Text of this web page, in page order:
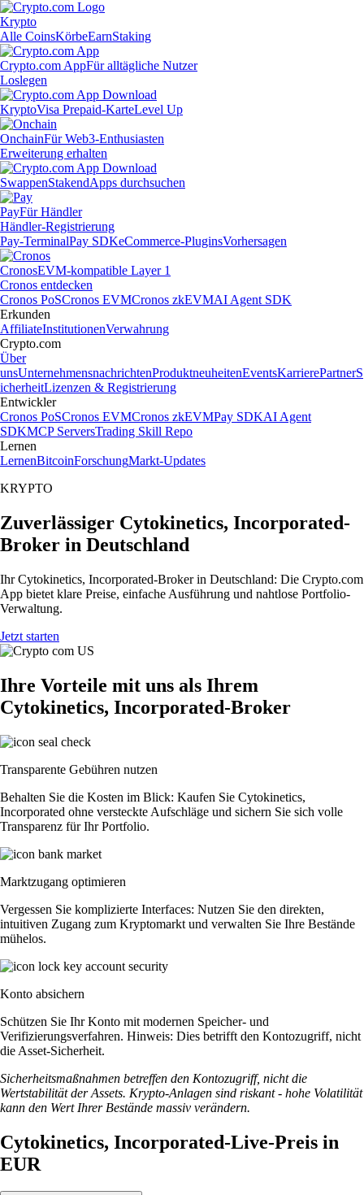
Krypto
Alle CoinsKörbeEarnStaking
Crypto.com AppFür alltägliche Nutzer
Loslegen
KryptoVisa Prepaid-KarteLevel Up
OnchainFür Web3-Enthusiasten
Erweiterung erhalten
SwappenStakendApps durchsuchen
PayFür Händler
Händler-Registrierung
Pay-TerminalPay SDKeCommerce-PluginsVorhersagen
CronosEVM-kompatible Layer 1
Cronos entdecken
Cronos PoSCronos EVMCronos zkEVMAI Agent SDK
Erkunden
AffiliateInstitutionenVerwahrung
Crypto.com
Über
unsUnternehmensnachrichtenProduktneuheitenEventsKarrierePartnerS
icherheitLizenzen & Registrierung
Entwickler
Cronos PoSCronos EVMCronos zkEVMPay SDKAI Agent
SDKMCP ServersTrading Skill Repo
Lernen
LernenBitcoinForschungMarkt-Updates
KRYPTO
Zuverlässiger Cytokinetics, Incorporated-
Broker in Deutschland
Ihr Cytokinetics, Incorporated-Broker in Deutschland: Die Crypto.com
App bietet klare Preise, einfache Ausführung und nahtlose Portfolio-
Verwaltung.
Jetzt starten
Ihre Vorteile mit uns als Ihrem
Cytokinetics, Incorporated-Broker
Transparente Gebühren nutzen
Behalten Sie die Kosten im Blick: Kaufen Sie Cytokinetics,
Incorporated ohne versteckte Aufschläge und sichern Sie sich volle
Transparenz für Ihr Portfolio.
Marktzugang optimieren
Vergessen Sie komplizierte Interfaces: Nutzen Sie den direkten,
intuitiven Zugang zum Kryptomarkt und verwalten Sie Ihre Bestände
mühelos.
Konto absichern
Schützen Sie Ihr Konto mit modernen Speicher- und
Verifizierungsverfahren. Hinweis: Dies betrifft den Kontozugriff, nicht
die Asset-Sicherheit.
Sicherheitsmaßnahmen betreffen den Kontozugriff, nicht die
Wertstabilität der Assets. Krypto-Anlagen sind riskant - hohe Volatilität
kann den Wert Ihrer Bestände massiv verändern.
Cytokinetics, Incorporated-Live-Preis in
EUR